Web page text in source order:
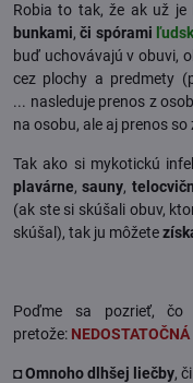
Robia to tak, že ak už je
bunkami,či spórami
buď uchovávajú v obuvi,
cez plochy a predmety
... nasleduje prenos z
na osobu, ale aj prenos so
Tak ako si mykotickú
plavárne,sauny,
(ak ste si skúšali obuv,
skúšal), tak ju môžete
Poďme sa pozrieť,
pretože:
◘Omnoho dlhšej liečby, či